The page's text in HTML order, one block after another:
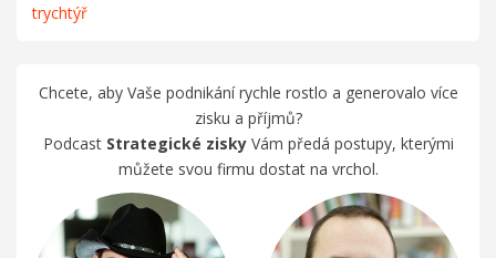
trychtýř
Chcete, aby Vaše podnikání rychle rostlo a generovalo více
zisku a příjmů?
Podcast Strategické ziskyVám předá postupy, kterými
můžete svou firmu dostat na vrchol.